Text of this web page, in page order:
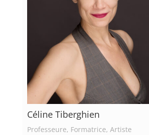
Céline Tiberghien
Professeure, Formatrice, Artiste